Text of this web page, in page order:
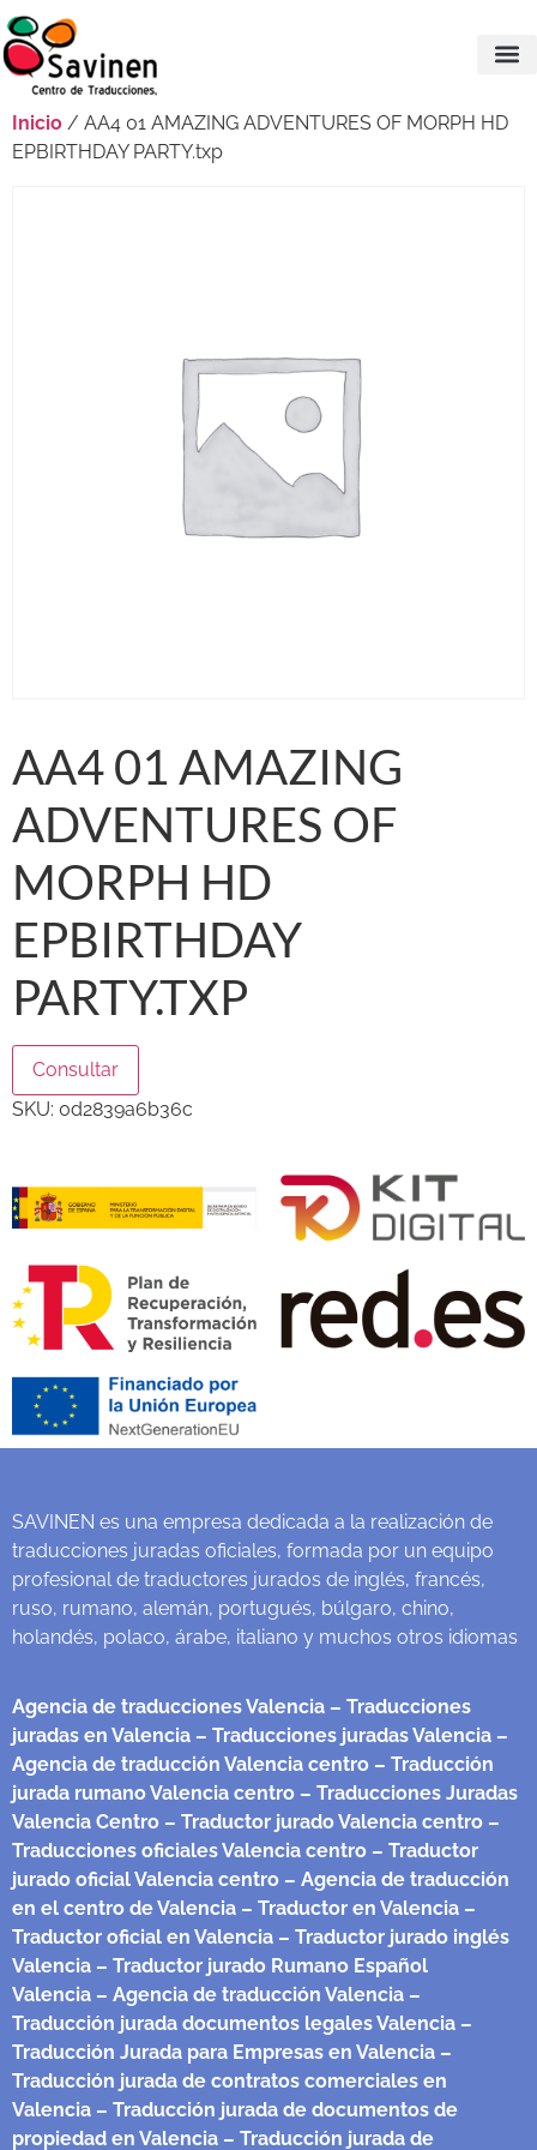
Inicio / AA4 01 AMAZING ADVENTURES OF MORPH HD
EPBIRTHDAY PARTY.txp
AA4 01 AMAZING
ADVENTURES OF
MORPH HD
EPBIRTHDAY
PARTY.TXP
Consultar
SKU: 0d2839a6b36c
SAVINEN es una empresa dedicada a la realización de
traducciones juradas oficiales, formada por un equipo
profesional de traductores jurados de inglés, francés,
ruso, rumano, alemán, portugués, búlgaro, chino,
holandés, polaco, árabe, italiano y muchos otros idiomas
Agencia de traducciones Valencia – Traducciones
juradas en Valencia – Traducciones juradas Valencia –
Agencia de traducción Valencia centro – Traducción
jurada rumano Valencia centro – Traducciones Juradas
Valencia Centro – Traductor jurado Valencia centro –
Traducciones oficiales Valencia centro – Traductor
jurado oficial Valencia centro – Agencia de traducción
en el centro de Valencia – Traductor en Valencia –
Traductor oficial en Valencia – Traductor jurado inglés
Valencia – Traductor jurado Rumano Español
Valencia – Agencia de traducción Valencia –
Traducción jurada documentos legales Valencia –
Traducción Jurada para Empresas en Valencia –
Traducción jurada de contratos comerciales en
Valencia – Traducción jurada de documentos de
propiedad en Valencia – Traducción jurada de